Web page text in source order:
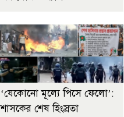
‘যেকোনো মূল্যে পিসে ফেলো’:
শাসকের শেষ হিংস্রতা